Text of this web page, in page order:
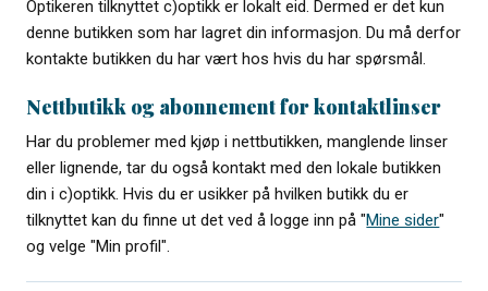
Optikeren tilknyttet c)optikk er lokalt eid. Dermed er det kun
denne butikken som har lagret din informasjon. Du må derfor
kontakte butikken du har vært hos hvis du har spørsmål.
Nettbutikk og abonnement for kontaktlinser
Har du problemer med kjøp i nettbutikken, manglende linser
eller lignende, tar du også kontakt med den lokale butikken
din i c)optikk. Hvis du er usikker på hvilken butikk du er
tilknyttet kan du finne ut det ved å logge inn på "Mine sider"
og velge "Min profil".